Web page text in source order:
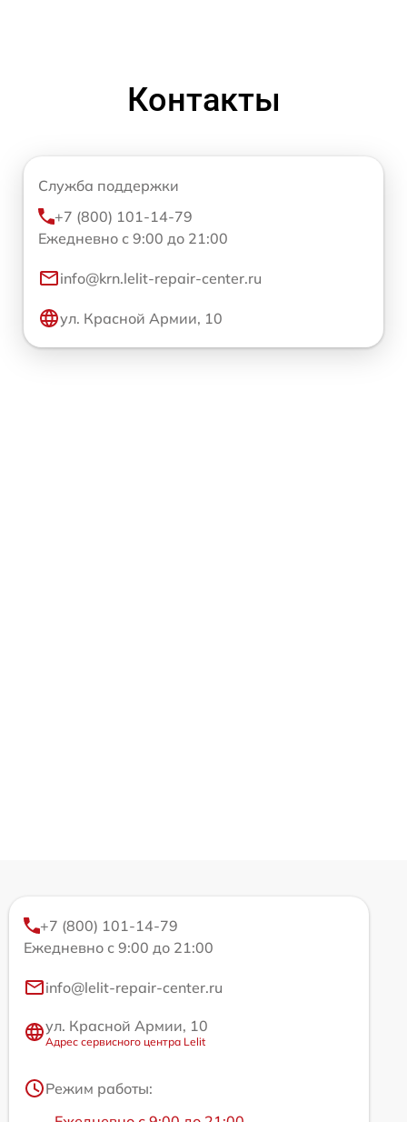
Контакты
Служба поддержки
+7 (800) 101-14-79
Ежедневно с 9:00 до 21:00
info@krn.lelit-repair-center.ru
ул. Красной Армии, 10
+7 (800) 101-14-79
Ежедневно с 9:00 до 21:00
info@lelit-repair-center.ru
ул. Красной Армии, 10
Адрес сервисного центра Lelit
Режим работы: